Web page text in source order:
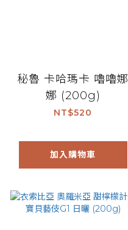
秘魯 卡哈瑪卡 嚕嚕娜
娜 (200g)
NT$520
加入購物車